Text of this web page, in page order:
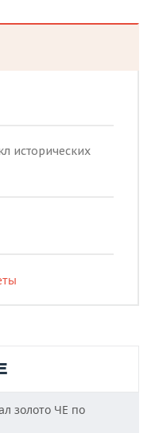
исторических
золото ЧЕ по